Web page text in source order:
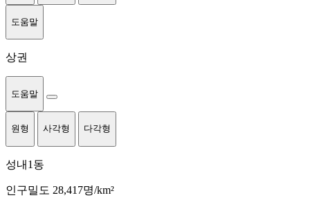
도움말
상권
도움말
원형 사각형 다각형
성내1동
인구밀도 28,417명/km²